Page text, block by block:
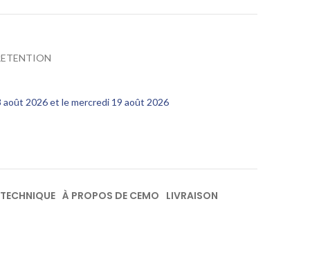
2026 et le mercredi 19 août 2026
À PROPOS DE CEMO LIVRAISON